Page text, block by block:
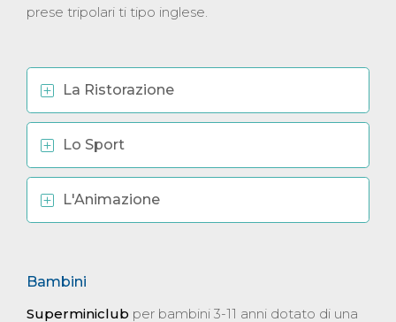
prese tripolari ti tipo inglese.
La Ristorazione
Lo Sport
L'Animazione
Bambini
Superminiclub per bambini 3-11 anni dotato di una